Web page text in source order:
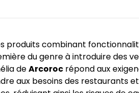
produits combinant
du genre à introduire
deArcoroc répond aux
aux besoins des restaurants